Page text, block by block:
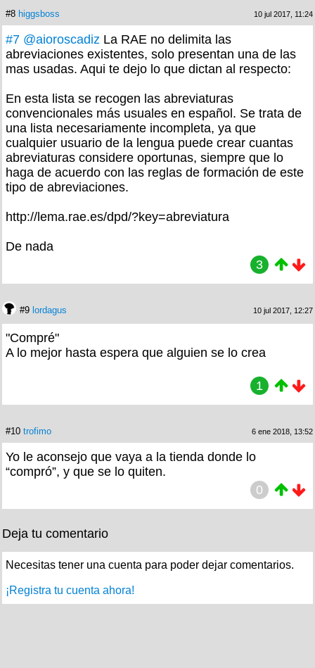
#8 higgsboss 10 jul 2017, 11:24
#7 @aioroscadiz La RAE no delimita las
abreviaciones existentes, solo presentan una de las
mas usadas. Aqui te dejo lo que dictan al respecto:
En esta lista se recogen las abreviaturas
convencionales más usuales en español. Se trata de
una lista necesariamente incompleta, ya que
cualquier usuario de la lengua puede crear cuantas
abreviaturas considere oportunas, siempre que lo
haga de acuerdo con las reglas de formación de este
tipo de abreviaciones.
http://lema.rae.es/dpd/?key=abreviatura
De nada
3
#9 lordagus 10 jul 2017, 12:27
"Compré"
A lo mejor hasta espera que alguien se lo crea
1
#10 trofimo 6 ene 2018, 13:52
Yo le aconsejo que vaya a la tienda donde lo
“compró”, y que se lo quiten.
0
Deja tu comentario
Necesitas tener una cuenta para poder dejar comentarios.
¡Registra tu cuenta ahora!